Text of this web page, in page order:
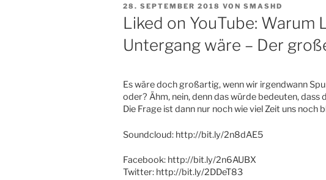
VERÖFFENTLICHT
28. SEPTEMBER 2018 VON SMASHD
Liked on YouTube: Warum
Untergang wäre – Der
Klicke hier, um
Es wäre doch großartig, wenn wir irgendwann
oder? Ähm, nein, denn das würde bedeuten,
Die Frage ist dann nur noch wie viel Zeit uns noch
Soundcloud: http://bit.ly/2n8dAE5
Facebook: http://bit.ly/2n6AUBX
Twitter: http://bit.ly/2DDeT83